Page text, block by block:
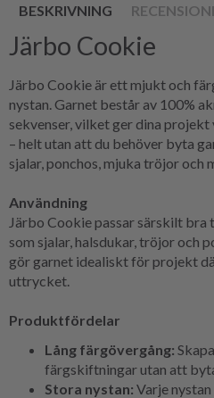
BESKRIVNING
Järbo Cookie
Järbo Cookie är ett mjukt och
nystan. Garnet består av 100%
sekvenser, vilket ger dina
– helt utan att du behöver byta
sjalar, ponchos, mjuka tröjor och
Användning
Järbo Cookie passar särskilt bra
som sjalar, halsdukar, tröjor och
gör garnet idealiskt för projekt
uttrycket.
Produktfördelar
Lång färgövergång:
färgskiftningar utan att
Stora nystan: Varje